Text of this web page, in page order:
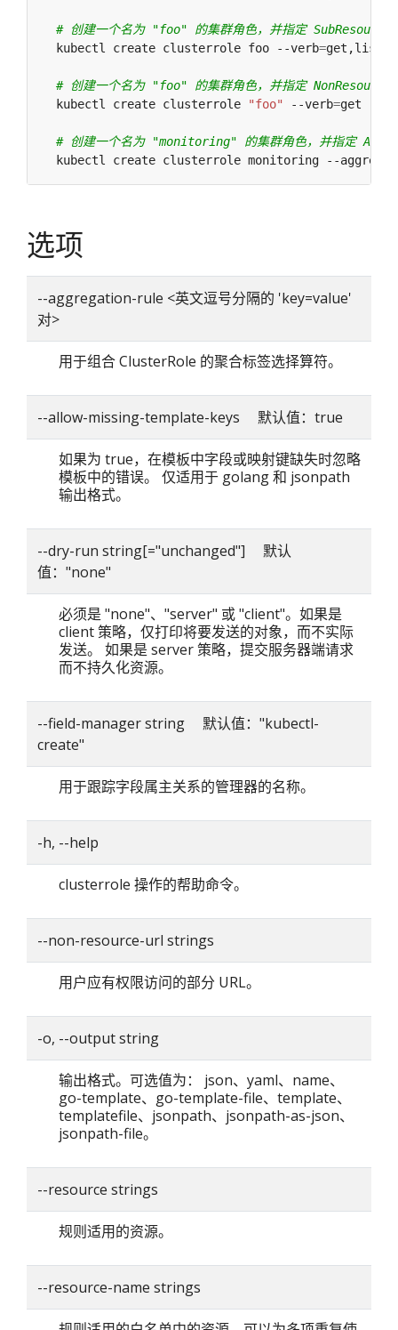
# 创建一个名为 "foo" 的集群角色，并指定 SubResource
  kubectl create clusterrole foo --verb
=
# 创建一个名为 "foo" 的集群角色，并指定
  kubectl create clusterrole
"foo" --verb=get --
# 创建一个名为 "monitoring" 的集群角色，并指定
kubectl create clusterrole monitoring --
选项
--aggregation-rule <英文逗号分隔的 'key=value'
对>
用于组合 ClusterRole 的聚合标签选择算符。
--allow-missing-template-keys 默认值：true
如果为 true，在模板中字段或映射键缺失时忽略
模板中的错误。 仅适用于 golang 和 jsonpath
输出格式。
--dry-run string[="unchanged"] 默认
值："none"
必须是 "none"、"server" 或 "client"。如果是
client 策略，仅打印将要发送的对象，而不实际
发送。 如果是 server 策略，提交服务器端请求
而不持久化资源。
--field-manager string 默认值："kubectl-
create"
用于跟踪字段属主关系的管理器的名称。
-h, --help
clusterrole 操作的帮助命令。
--non-resource-url strings
用户应有权限访问的部分 URL。
-o, --output string
输出格式。可选值为： json、yaml、name、
go-template、go-template-file、template、
templatefile、jsonpath、jsonpath-as-json、
jsonpath-file。
--resource strings
规则适用的资源。
--resource-name strings